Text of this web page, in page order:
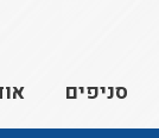
סניפים